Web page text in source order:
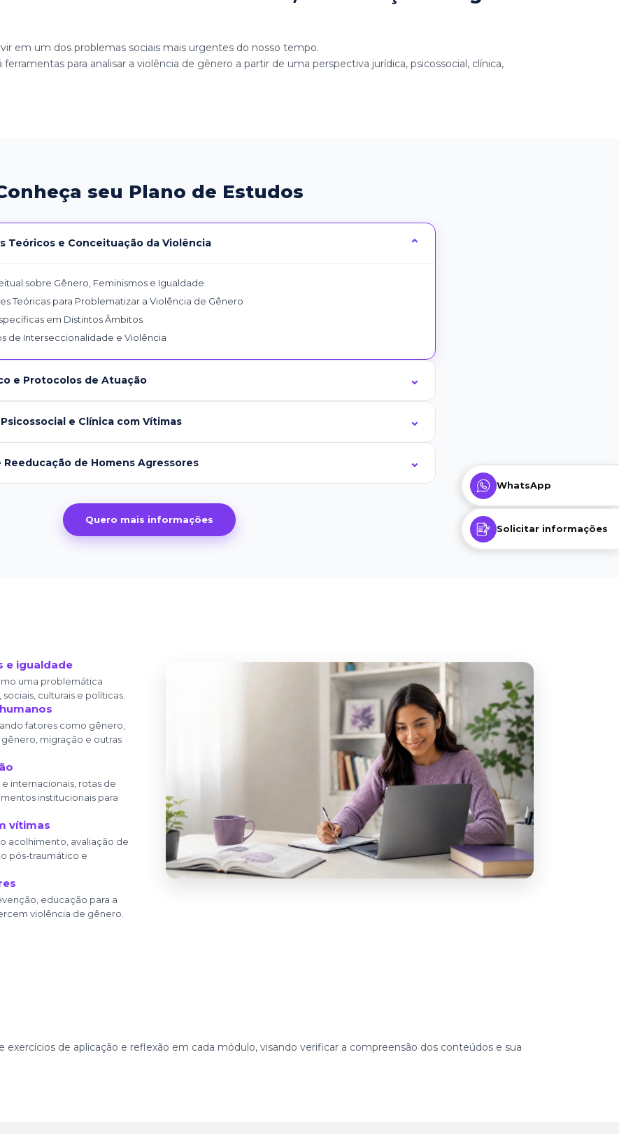
em um dos problemas sociais mais urgentes do nosso tempo.
para analisar a violência de gênero a partir de uma perspectiva jurídica, psicossocial, clínica,
seu Plano de Estudos
Teóricos e Conceituação da Violência
sobre Gênero, Feminismos e Igualdade
Teóricas para Problematizar a Violência de Gênero
em Distintos Âmbitos
de Interseccionalidade e Violência
e Protocolos de Atuação
e Clínica com Vítimas
de Homens Agressores
Quero mais informações
e igualdade
uma problemática
culturais e políticas.
fatores como gênero,
migração e outras
internacionais, rotas de
institucionais para
vítimas
acolhimento, avaliação de
pós-traumático e
educação para a
violência de gênero.
exercícios de aplicação e reflexão em cada módulo, visando verificar a compreensão dos conteúdos e sua
WhatsApp
Solicitar informações